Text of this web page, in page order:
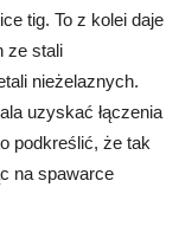
tig. To z kolei daje
ze stali
nieżelaznych.
uzyskać łączenia
podkreślić, że tak
na spawarce